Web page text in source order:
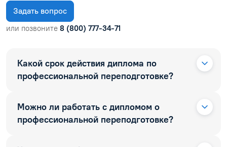
Задать вопрос
или позвоните 8 (800) 777-34-71
Какой срок действия диплома по
профессиональной переподготовке?
Можно ли работать с дипломом о
профессиональной переподготовке?